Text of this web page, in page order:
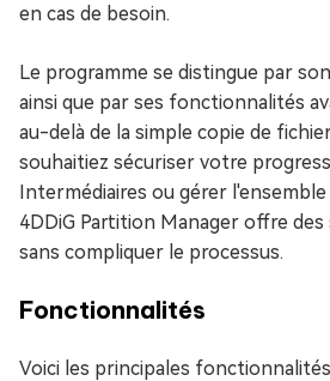
en cas de besoin.
Le programme se distingue par
ainsi que par ses fonctionnalités
au-delà de la simple copie de
souhaitiez sécuriser votre
Intermédiaires ou gérer
4DDiG Partition Manager offre
sans compliquer le processus.
Fonctionnalités
Voici les principales